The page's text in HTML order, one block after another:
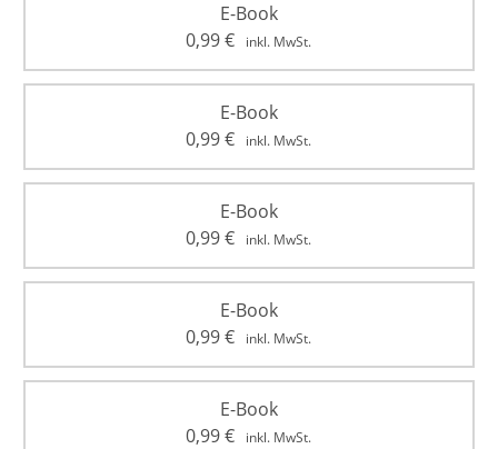
E-Book
0,99€ inkl. MwSt.
E-Book
0,99€ inkl. MwSt.
E-Book
0,99€ inkl. MwSt.
E-Book
0,99€ inkl. MwSt.
E-Book
0,99€ inkl. MwSt.